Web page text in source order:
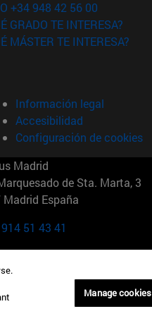
+34 948 42 56 00
GRADO TE INTERESA?
MÁSTER TE INTERESA?
Información legal
Accesibilidad
Configuración de cookies
Madrid
de Sta. Marta, 3
Madrid España
51 43 41
Straße 15 81675
Alemania
Manage cookies